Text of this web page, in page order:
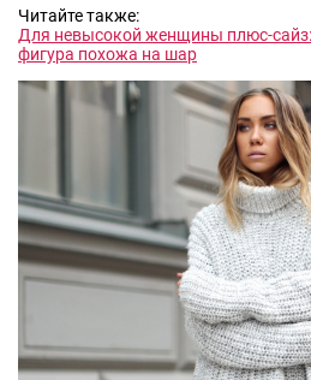
Читайте также:
Для невысокой женщины плюс-
фигура похожа на шар